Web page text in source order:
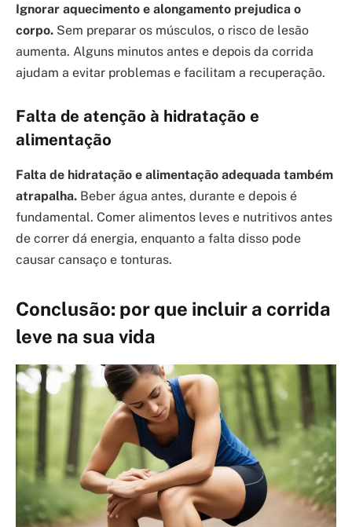
Ignorar aquecimento e alongamento prejudica o
corpo. Sem preparar os músculos, o risco de lesão
aumenta. Alguns minutos antes e depois da corrida
ajudam a evitar problemas e facilitam a recuperação.
Falta de atenção à hidratação e
alimentação
Falta de hidratação e alimentação adequada também
atrapalha. Beber água antes, durante e depois é
fundamental. Comer alimentos leves e nutritivos antes
de correr dá energia, enquanto a falta disso pode
causar cansaço e tonturas.
Conclusão: por que incluir a corrida
leve na sua vida